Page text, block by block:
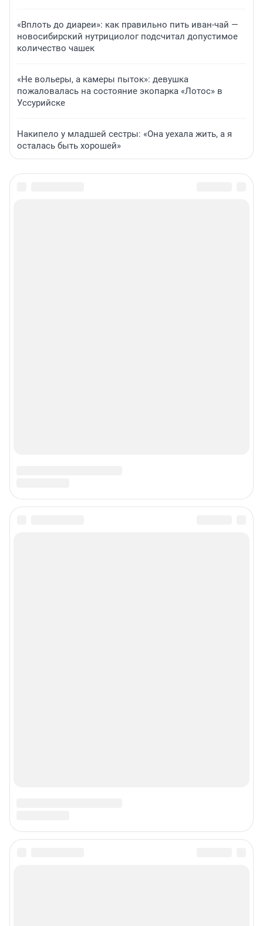
«Вплоть до диареи»: как правильно пить иван-чай —
новосибирский нутрициолог подсчитал допустимое
количество чашек
«Не вольеры, а камеры пыток»: девушка
пожаловалась на состояние экопарка «Лотос» в
Уссурийске
Накипело у младшей сестры: «Она уехала жить, а я
осталась быть хорошей»